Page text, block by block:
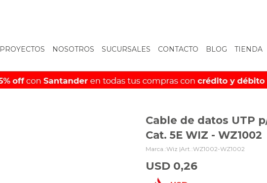
PROYECTOS NOSOTROS SUCURSALES CONTACTO BLOG TIENDA
Cable de datos UTP
Cat. 5E WIZ - WZ1002
Wiz | WZ1002-WZ1002
USD 0,26